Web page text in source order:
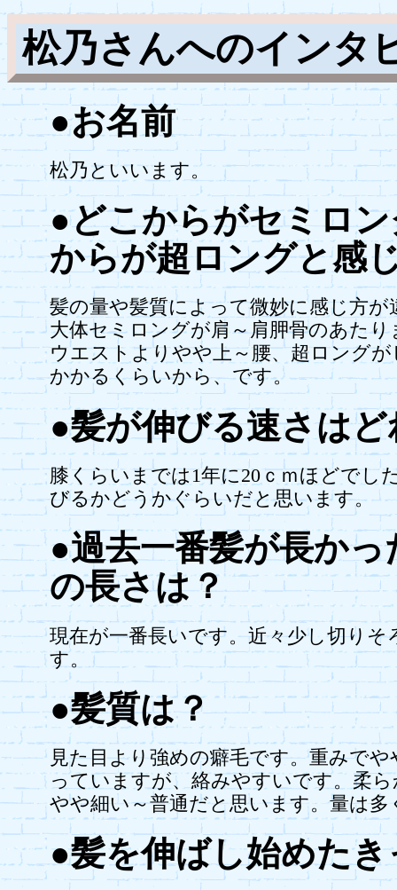
松乃さんへのインタ
●お名前
松乃といいます。
●どこからがセミロ
からが超ロングと感
髪の量や髪質によって微妙に感じ方
大体セミロングが肩～肩胛骨のあた
ウエストよりやや上～腰、超ロング
かかるくらいから、です。
●髪が伸びる速さは
膝くらいまでは1年に20ｃｍほどでし
びるかどうかぐらいだと思います。
●過去一番髪が長か
の長さは？
現在が一番長いです。近々少し切り
す。
●髪質は？
見た目より強めの癖毛です。重みで
っていますが、絡みやすいです。柔
やや細い～普通だと思います。量は
●髪を伸ばし始めた